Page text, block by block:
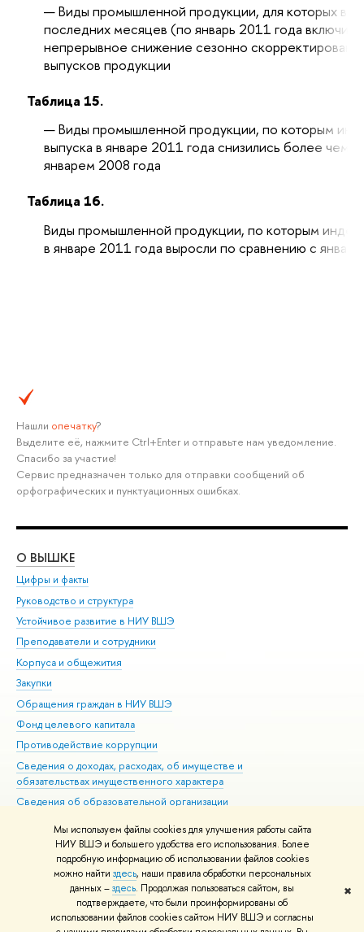
Мы используем файлы cookies для улучшения работы сайта
НИУ ВШЭ и большего удобства его использования. Более
подробную информацию об использовании файлов cookies
можно найти здесь, наши правила обработки персональных
данных –здесь. Продолжая пользоваться сайтом, вы
подтверждаете, что были проинформированы об
использовании файлов cookies сайтом НИУ ВШЭ и согласны
✖
Виды промышленной продукции, для которых в
последних месяцев (по январь 2011 года
непрерывное снижение сезонно
выпусков продукции
Таблица 15.
Виды промышленной продукции, по которым
выпуска в январе 2011 года снизились более чем
январем 2008 года
Таблица 16.
Виды промышленной продукции, по которым
в январе 2011 года выросли по сравнению с
Нашли опечатку?
Выделите её, нажмите Ctrl+Enter и отправьте нам уведомление.
Спасибо за участие!
Сервис предназначен только для отправки сообщений об
орфографических и пунктуационных ошибках.
О ВЫШКЕ
Цифры и факты
Руководство и структура
Устойчивое развитие в НИУ ВШЭ
Преподаватели и сотрудники
Корпуса и общежития
Закупки
Обращения граждан в НИУ ВШЭ
Фонд целевого капитала
Противодействие коррупции
Сведения о доходах, расходах, об имуществе и
обязательствах имущественного характера
Сведения об образовательной организации
Людям с ограниченными возможностями здоровья
Единая платежная страница
Работа в Вышке
© НИУ ВШЭ 1993–2026 Адреса и контакты Условия использования